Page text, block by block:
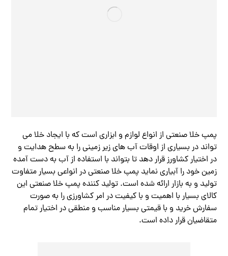
پمپ خلا صنعتی از انواع لوازم و ابزاری است که با ایجاد خلا می
تواند در بسیاری از اوقات آب های زیر زمینی را به سطح هدایت و
در اختیار کشاورز قرار دهد تا بتواند با استفاده از آب به دست آمده
زمین خود را آبیاری نماید پمپ خلا صنعتی در انواعی بسیار متفاوت
تولید و به بازار ارائه شده است. تولید کننده پمپ خلا صنعتی این
کالای بسیار با اهمیت و با کیفیت در امر کشاورزی را به صورت
سفارش خرید و با قیمتی بسیار مناسب و منطقی در اختیار تمام
متقاضیان قرار داده است.